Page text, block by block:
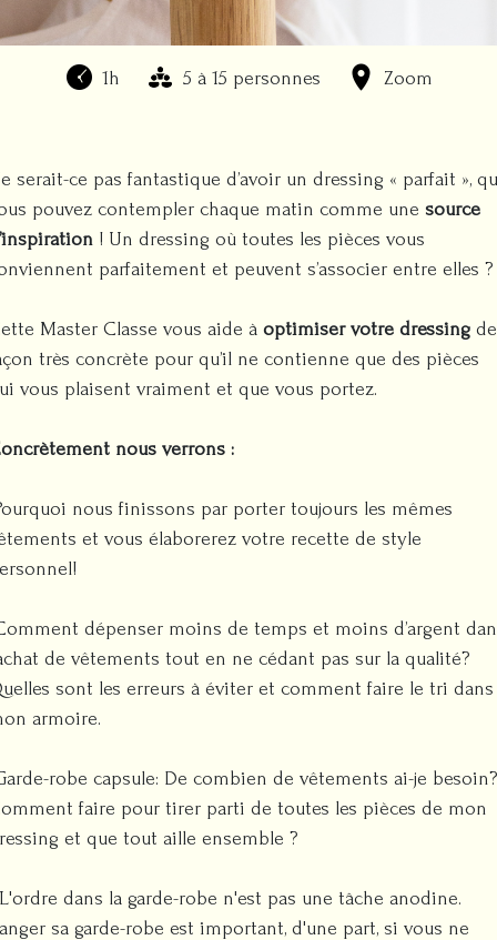
1h 5 à 15 personnes Zoom
serait-ce pas fantastique d’avoir un dressing « parfait »,
pouvez contempler chaque matin comme une source
! Un dressing où toutes les pièces vous
parfaitement et peuvent s’associer entre elles ?
Master Classe vous aide à optimiser votre dressing de
très concrète pour qu’il ne contienne que des pièces
vous plaisent vraiment et que vous portez.
nous verrons :
nous finissons par porter toujours les mêmes
et vous élaborerez votre recette de style
dépenser moins de temps et moins d’argent
de vêtements tout en ne cédant pas sur la qualité?
sont les erreurs à éviter et comment faire le tri dans
armoire.
robe capsule: De combien de vêtements ai-je besoin?
faire pour tirer parti de toutes les pièces de mon
et que tout aille ensemble ?
dans la garde-robe n'est pas une tâche anodine.
sa garde-robe est important, d'une part, si vous ne